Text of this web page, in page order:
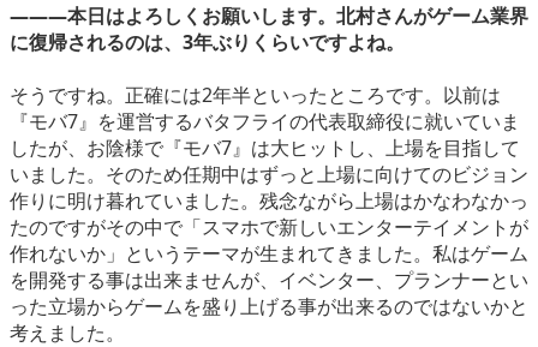
―――本日はよろしくお願いします。北村さんがゲーム業界
に復帰されるのは、3年ぶりくらいですよね。
そうですね。正確には2年半といったところです。以前は
『モバ7』を運営するバタフライの代表取締役に就いていま
したが、お陰様で『モバ7』は大ヒットし、上場を目指して
いました。そのため任期中はずっと上場に向けてのビジョン
作りに明け暮れていました。残念ながら上場はかなわなかっ
たのですがその中で「スマホで新しいエンターテイメントが
作れないか」というテーマが生まれてきました。私はゲーム
を開発する事は出来ませんが、イベンター、プランナーとい
った立場からゲームを盛り上げる事が出来るのではないかと
考えました。